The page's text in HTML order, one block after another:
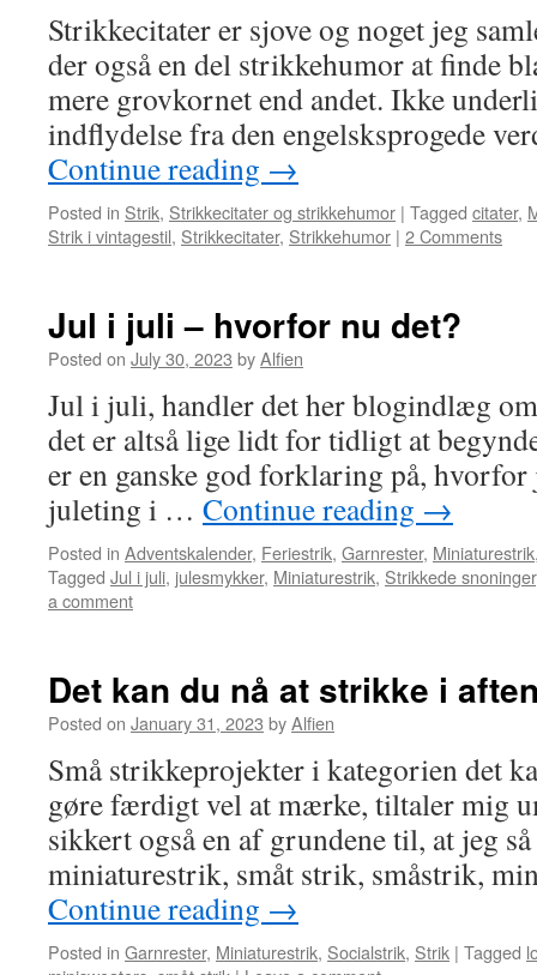
Strikkecitater er sjove og noget jeg
der også en del strikkehumor at finde
mere grovkornet end andet. Ikke
indflydelse fra den engelsksprogede
Continue reading →
Posted in Strik, Strikkecitater og strikkehumor | Tagged citater,
Strik i vintagestil, Strikkecitater, Strikkehumor | 2 Comments
Jul i juli – hvorfor nu det?
Posted on July 30, 2023 byAlfien
Jul i juli, handler det her blogindlæg
det er altså lige lidt for tidligt at
er en ganske god forklaring på, hvorfor
juleting i … Continue reading →
Posted in Adventskalender, Feriestrik, Garnrester, Miniaturestrik
Tagged Jul i juli, julesmykker, Miniaturestrik, Strikkede snoninger
a comment
Det kan du nå at strikke i
Posted on January 31, 2023 byAlfien
Små strikkeprojekter i kategorien det
gøre færdigt vel at mærke, tiltaler mig
sikkert også en af grundene til, at jeg
miniaturestrik, småt strik, småstrik,
Continue reading →
Posted in Garnrester, Miniaturestrik, Socialstrik, Strik | Tagged